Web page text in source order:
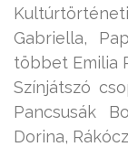
Gabriella,
többet Emilia
Színjátszó
Pancsusák
Dorina,